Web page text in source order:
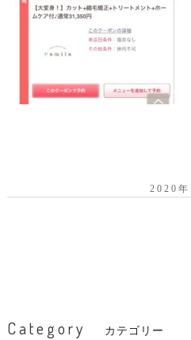
2020
Category カテゴリー